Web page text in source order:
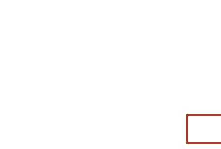
Image ©